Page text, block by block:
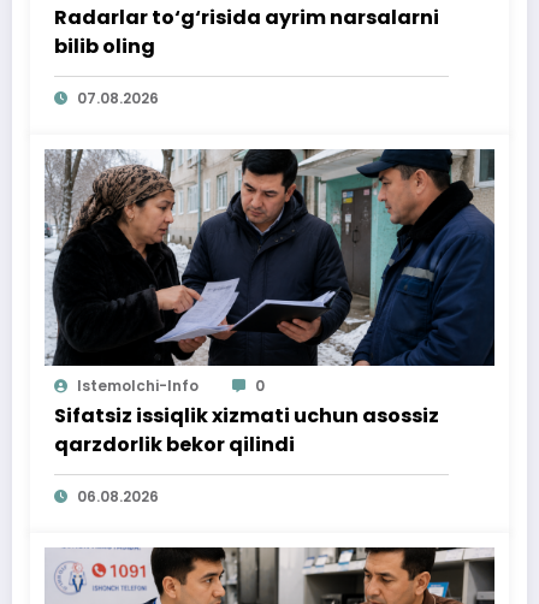
Radarlar to‘g‘risida ayrim narsalarni
bilib oling
07.08.2026
Istemolchi-Info 0
Sifatsiz issiqlik xizmati uchun asossiz
qarzdorlik bekor qilindi
06.08.2026